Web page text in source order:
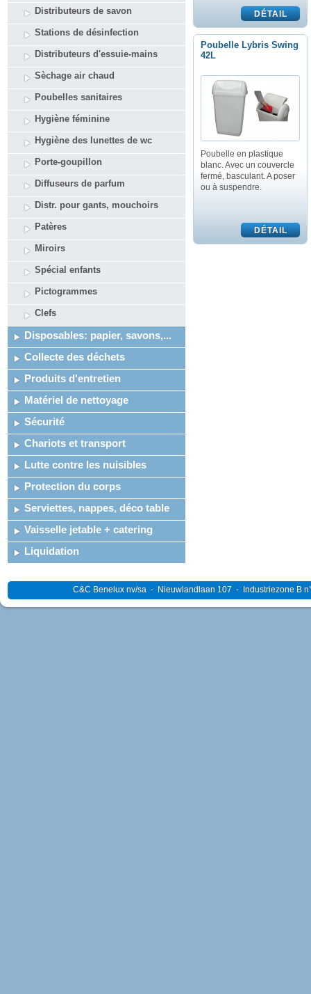
Distributeurs de savon
Stations de désinfection
Distributeurs d'essuie-mains
Sèchage air chaud
Poubelles sanitaires
Hygiène féminine
Hygiène des lunettes de wc
Porte-goupillon
Diffuseurs de parfum
Distr. pour gants, mouchoirs
Patères
Miroirs
Spécial enfants
Pictogrammes
Clefs
Disposables: papier, savons,...
Collecte des déchets
Produits d'entretien
Matériel de nettoyage
Sécurité
Chariots et transport
Lutte contre les nuisibles
Protection du corps
Serviettes, nappes, déco table
Vaisselle jetable + catering
Liquidation
Poubelle Lybris Swing
42L
Poubelle en plastique
blanc. Avec un couvercle
fermé, basculant. A poser
ou à suspendre.
C&C Benelux nv/sa - Nieuwlandlaan 107 - Industriezone B